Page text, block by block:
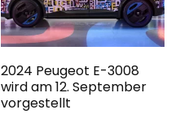
2024 Peugeot E-3008
wird am 12. September
vorgestellt